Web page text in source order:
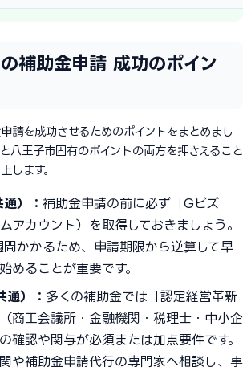
補助金申請 成功のポイン
請を成功させるためのポイントをまとめまし
八王子市固有のポイントの両方を押さえること
します。
）： 補助金申請の前に必ず「Gビズ
アカウント）を取得しておきましょう。
かかるため、申請期限から逆算して早
めることが重要です。
通）： 多くの補助金では「認定経営革新
商工会議所・金融機関・税理士・中小企
確認や関与が必須または加点要件です。
や補助金申請代行の専門家へ相談し、事